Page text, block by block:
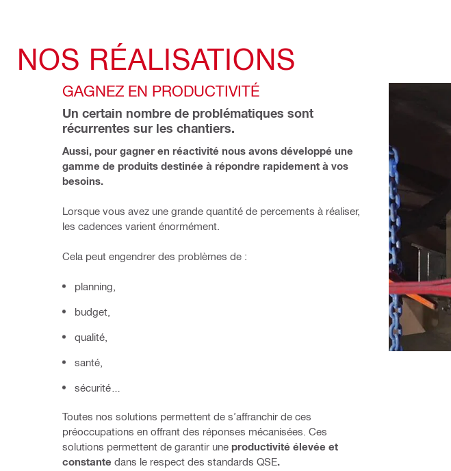
NOS RÉALISATIONS
GAGNEZ EN PRODUCTIVITÉ
Un certain nombre de problématiques sont
récurrentes sur les chantiers.
Aussi, pour gagner en réactivité nous avons développé une
gamme de produits destinée à répondre rapidement à vos
besoins.
Lorsque vous avez une grande quantité de percements à réaliser,
les cadences varient énormément.
Cela peut engendrer des problèmes de :
planning,
budget,
qualité,
santé,
sécurité…
Toutes nos solutions permettent de s’affranchir de ces
préoccupations en offrant des réponses mécanisées. Ces
solutions permettent de garantir une productivité élevée et
constante dans le respect des standards QSE.